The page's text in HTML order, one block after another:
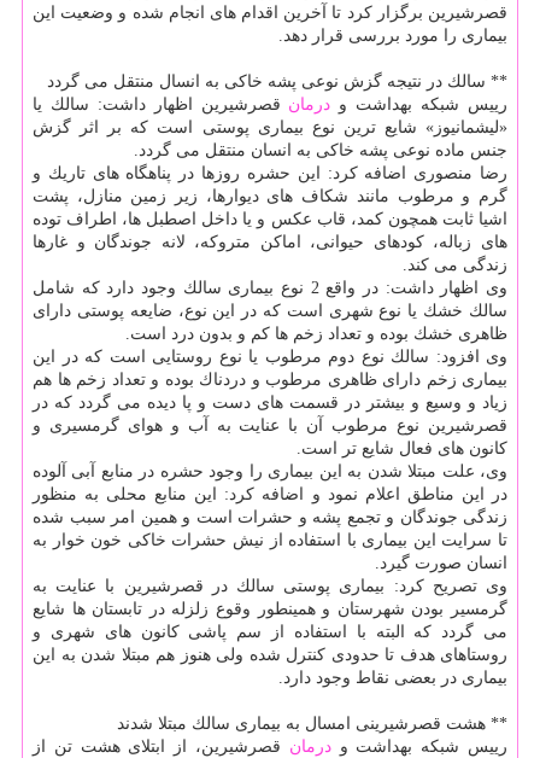
قصرشیرین برگزار كرد تا آخرین اقدام های انجام شده و وضعیت این
بیماری را مورد بررسی قرار دهد.
** سالك در نتیجه گزش نوعی پشه خاكی به انسال منتقل می گردد
رییس شبكه بهداشت و درمان قصرشیرین اظهار داشت: سالك یا
«لیشمانیوز» شایع ترین نوع بیماری پوستی است كه بر اثر گزش
جنس ماده نوعی پشه خاكی به انسان منتقل می گردد.
رضا منصوری اضافه كرد: این حشره روزها در پناهگاه های تاریك و
گرم و مرطوب مانند شكاف های دیوارها، زیر زمین منازل، پشت
اشیا ثابت همچون كمد، قاب عكس و یا داخل اصطبل ها، اطراف توده
های زباله، كودهای حیوانی، اماكن متروكه، لانه جوندگان و غارها
زندگی می كند.
وی اظهار داشت: در واقع 2 نوع بیماری سالك وجود دارد كه شامل
سالك خشك یا نوع شهری است كه در این نوع، ضایعه پوستی دارای
ظاهری خشك بوده و تعداد زخم ها كم و بدون درد است.
وی افزود: سالك نوع دوم مرطوب یا نوع روستایی است كه در این
بیماری زخم دارای ظاهری مرطوب و دردناك بوده و تعداد زخم ها هم
زیاد و وسیع و بیشتر در قسمت های دست و پا دیده می گردد كه در
قصرشیرین نوع مرطوب آن با عنایت به آب و هوای گرمسیری و
كانون های فعال شایع تر است.
وی، علت مبتلا شدن به این بیماری را وجود حشره در منابع آبی آلوده
در این مناطق اعلام نمود و اضافه كرد: این منابع محلی به منظور
زندگی جوندگان و تجمع پشه و حشرات است و همین امر سبب شده
تا سرایت این بیماری با استفاده از نیش حشرات خاكی خون خوار به
انسان صورت گیرد.
وی تصریح كرد: بیماری پوستی سالك در قصرشیرین با عنایت به
گرمسیر بودن شهرستان و همینطور وقوع زلزله در تابستان ها شایع
می گردد كه البته با استفاده از سم پاشی كانون های شهری و
روستاهای هدف تا حدودی كنترل شده ولی هنوز هم مبتلا شدن به این
بیماری در بعضی نقاط وجود دارد.
** هشت قصرشیرینی امسال به بیماری سالك مبتلا شدند
رییس شبكه بهداشت ودرمان قصرشیرین، از ابتلای هشت تن از